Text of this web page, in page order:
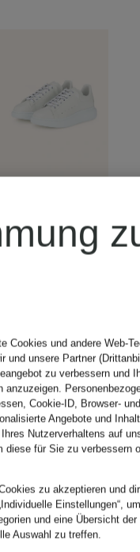
500 €
Cookies und andere Web-
und unsere Partner
zu verbessern und
anzuzeigen.
Cookie-ID, Browser-
Angebote und
Nutzerverhaltens auf
diese für Sie zu verbessern
zu akzeptieren und
Einstellungen“,
und eine Übersicht
Auswahl zu treffen.